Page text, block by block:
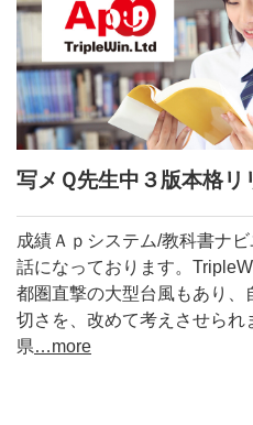
写メＱ先生中３版本格リ
成績Ａｐシステム/教科書ナ
話になっております。
都圏直撃の大型台風もあり
切さを、改めて考えさせられ
県…more